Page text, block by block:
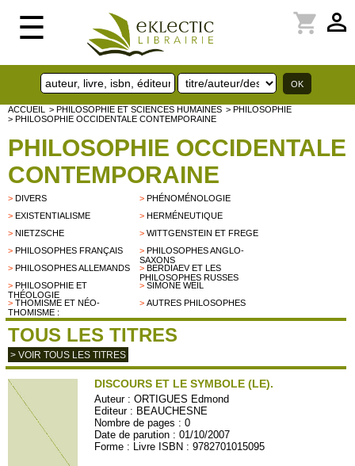
☰ perm_identity
shopping_cart
ACCUEIL > PHILOSOPHIE ET SCIENCES HUMAINES > PHILOSOPHIE
> PHILOSOPHIE OCCIDENTALE CONTEMPORAINE
PHILOSOPHIE OCCIDENTALE
CONTEMPORAINE
> DIVERS >PHÉNOMÉNOLOGIE
> EXISTENTIALISME >HERMÉNEUTIQUE
> NIETZSCHE >WITTGENSTEIN ET FREGE
> PHILOSOPHES FRANÇAIS >PHILOSOPHES ANGLO-
SAXONS
> PHILOSOPHES ALLEMANDS >BERDIAEV ET LES
PHILOSOPHES RUSSES
> PHILOSOPHIE ET
THÉOLOGIE
>SIMONE WEIL
> THOMISME ET NÉO-
THOMISME :
>AUTRES PHILOSOPHES
TOUS LES TITRES
> VOIR TOUS LES TITRES
DISCOURS ET LE SYMBOLE (LE).
Auteur :ORTIGUES Edmond
Editeur : BEAUCHESNE
Nombre de pages : 0
Date de parution : 01/10/2007
Forme : Livre ISBN : 9782701015095